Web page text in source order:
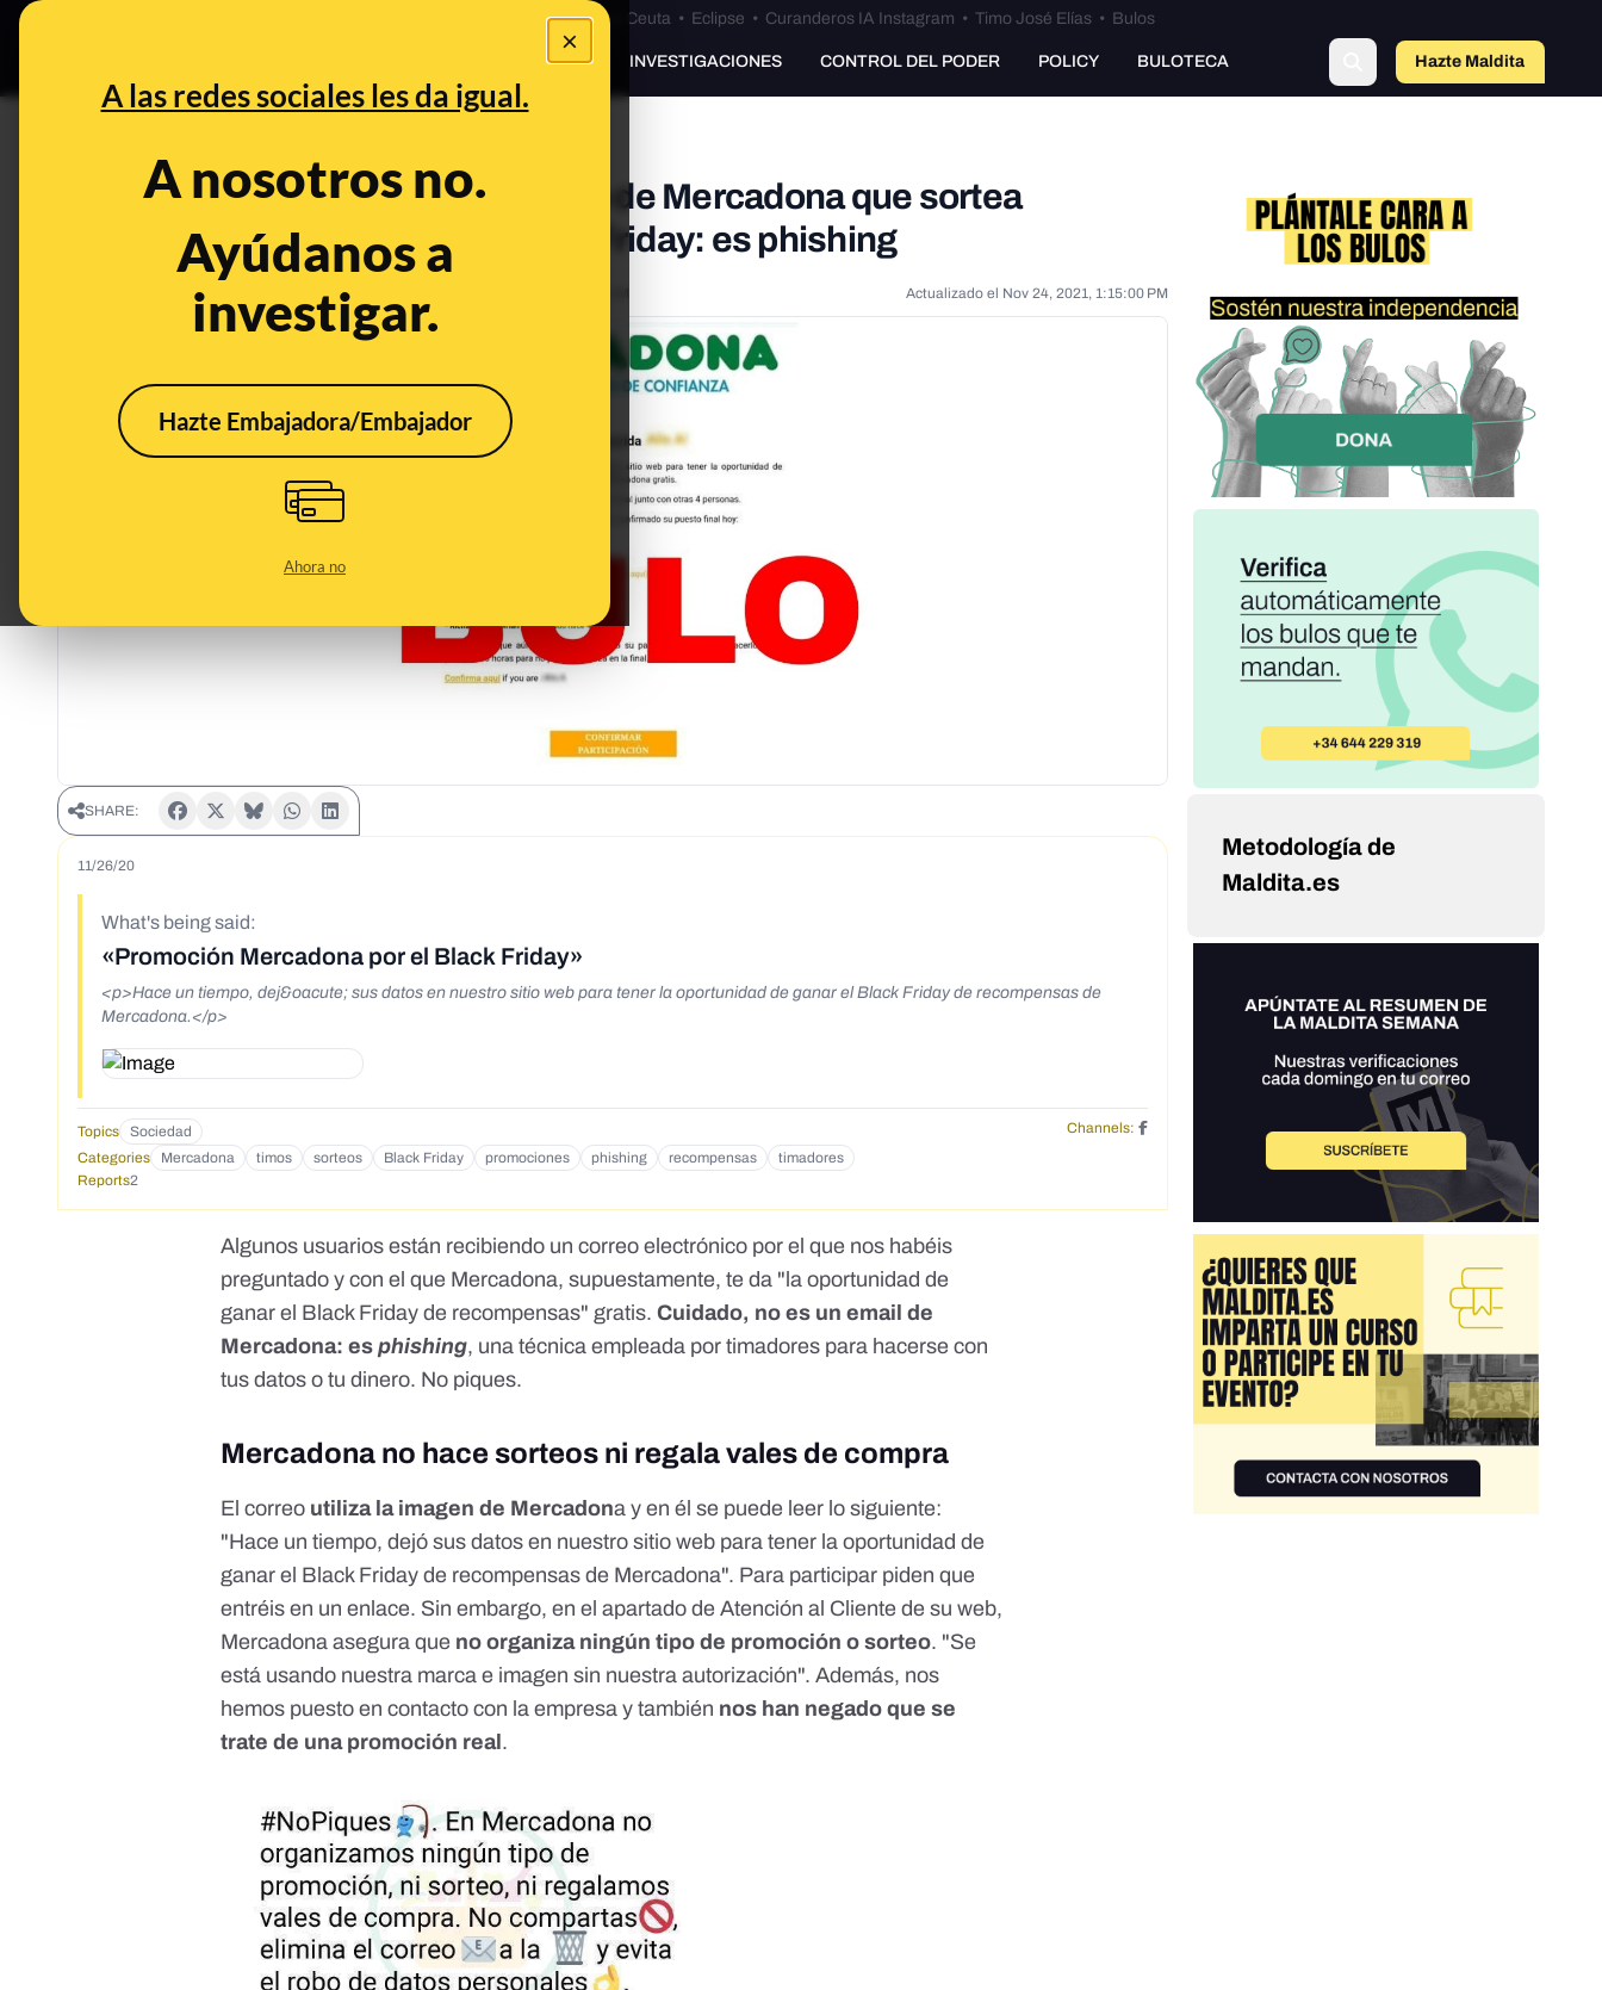
×
A las redes sociales les da igual.
A nosotros no.
Ayúdanos a
investigar.
Hazte Embajadora/Embajador
Ahora no
Especial Ceuta•Bulos Ceuta • Eclipse • Curanderos IA Instagram • Timo José Elías • Bulos
PREBUNKING INVESTIGACIONES CONTROL DEL PODER POLICY BULOTECA Hazte Maldito
a
Cuidado con este supuesto correo de Mercadona que sortea
'recompensas' gratis por el Black Friday: es phishing
Actualizado el Nov 24, 2021, 1:15:00 PM
SHARE:
11/26/20
What's being said:
«Promoción Mercadona por el Black Friday»
<p>Hace un tiempo, dej&oacute; sus datos en nuestro sitio web para tener la oportunidad de ganar el Black Friday de recompensas de
Mercadona.</p>
Topics Sociedad
Channels:
Categories
Mercadona timos sorteos Black Friday promociones phishing recompensas
timadores
Reports2
Algunos usuarios están recibiendo un correo electrónico por el que nos habéis
preguntado y con el que Mercadona, supuestamente, te da "la oportunidad de
ganar el Black Friday de recompensas" gratis. Cuidado, no es un email de
Mercadona: esphishing, una técnica empleada por timadores para hacerse con
tus datos o tu dinero. No piques.
Mercadona no hace sorteos ni regala vales de compra
El correo utiliza la imagen de Mercadona y en él se puede leer lo siguiente:
"Hace un tiempo, dejó sus datos en nuestro sitio web para tener la oportunidad de
ganar el Black Friday de recompensas de Mercadona". Para participar piden que
entréis en un enlace. Sin embargo, en elapartado de Atención al Cliente de su web,
Mercadona asegura que no organiza ningún tipo de promoción o sorteo. "Se
está usando nuestra marca e imagen sin nuestra autorización". Además, nos
hemos puesto en contacto con la empresa y también nos han negado que se
trate de una promoción real .
Metodología de
Maldita.es